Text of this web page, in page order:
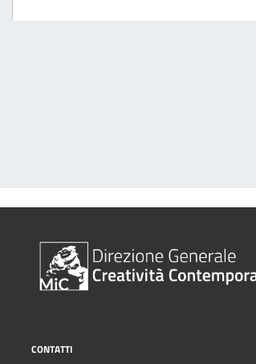
CONTATTI